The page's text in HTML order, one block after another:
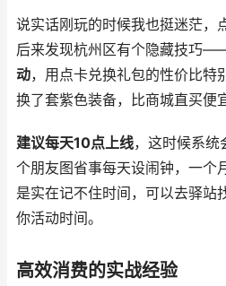
说实话刚玩的时候我也挺迷茫，
后来发现杭州区有个隐藏技巧
动，用点卡兑换礼包的性价比特
换了套紫色装备，比商城直买便
建议每天10点上线，这时候系统
个朋友图省事每天设闹钟，一个
是实在记不住时间，可以去驿站
你活动时间。
高效消费的实战经验